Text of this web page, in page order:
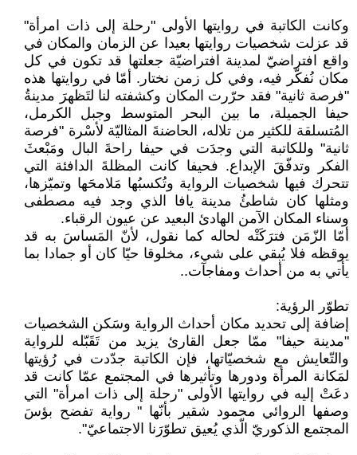
وكانت الكاتبة في روايتها الأولى "رحلة إلى ذات امرأة"
قد عزلت شخصيات روايتها بعيدا عن الزمان والمكان في
واقع افتراضيّ لمدينة افتراضيّة جعلتها قد تكون في كل
مكان نُفكّر فيه، وفي كل زمن نختار. أمّا في روايتها هذه
"فرصة ثانية" فقد حرّرت المكان وكشفته لنا لتَظهرَ مدينةُ
حيفا الجميلة، ما بين البحر المتوسط وجبل الكرمل،
المُتسلقة للكثير من تلاله، الحاضنةَ المثاليّة لأسْرة "فرصة
ثانية" وللكاتبة التي وجدَت في حيفا راحةَ البال ومَبْعثَ
الفكر وتدفّقَ الإبداع. فحيفا كانت المظلةَ الدافئة التي
تتحرك فيها شخصيات الرواية وتُكسبُها مَلامحَها وتميّزها،
ومثلها كان شاطئُ مدينة يافا الذي وجد فيه مصطفى
وسناء المكان الآمن الهادئ البعيد عن عيون الرقباء.
أمّا الزّمَن فترَكَتْه لحاله كما نقول، لأنّ المَساسَ به قد
يوقظه فلا يُبقي على شيء، مخلوقا حيّا كان أو جمادا بما
يأتي به من أحداث ومفاجآت..
تطوّر الرؤية:
إضافة إلى تحديد مكان أحداث الرواية وسَكن الشخصيات
"مدينة حيفا" ممّا جعل القارئ يزيد من تَقَبّله للرواية
والتّعايش مع شخصيّاتها، فإن الكاتبة جدّدت في رُؤيتها
لمَكانة المرأة ودورها وتأثيرها في المجتمع عمّا كانت قد
دعَتْ إليه في روايتها الأولى "رحلة إلى ذات امرأة" التي
وصفها الروائي محمود شقير بأنّها " رواية تفضح بؤسَ
المجتمع الذكوريّ الّذي يُعيق تطوّرَنا الاجتماعيّ".